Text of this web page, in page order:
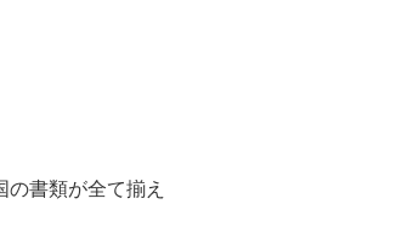
書類が全て揃え